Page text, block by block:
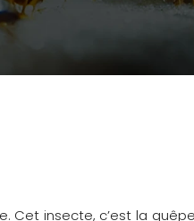
Cet insecte, c’est la